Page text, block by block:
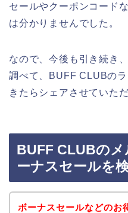
セールやクーポンコード
は分かりませんでした。
なので、今後も引き続き
調べて、BUFF CLUBの
きたらシェアさせていた
BUFF CLUBの
ーナスセールを
ボーナスセールなどのお